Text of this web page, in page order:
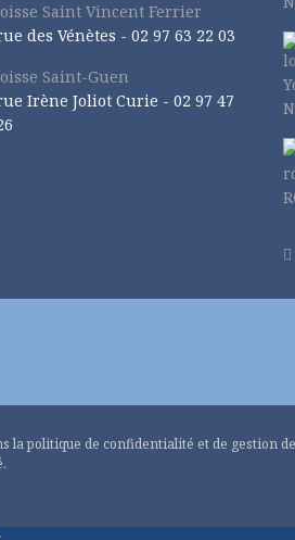
Saint Vincent Ferrier
des Vénètes - 02 97 63 22 03
Saint-Guen
Irène Joliot Curie - 02 97 47
politique de confidentialité et de gestion